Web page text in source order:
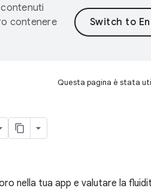
contenere
Questa pagina è stata
nella tua app e valutare la